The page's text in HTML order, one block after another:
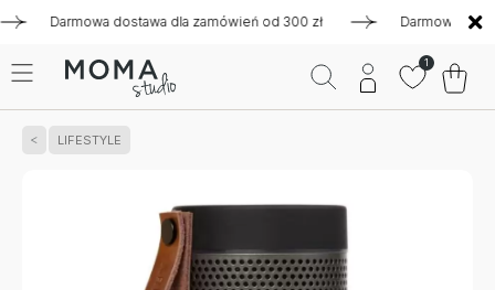
Darmowa dostawa dla zamówień od 300 zł Darmowa dostawa
1
LIFESTYLE